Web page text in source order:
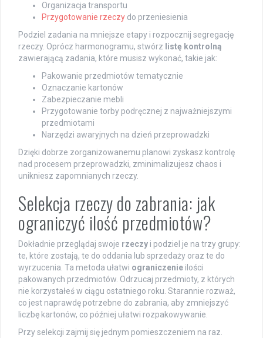
Organizacja transportu
Przygotowanie rzeczy do przeniesienia
Podziel zadania na mniejsze etapy i rozpocznij segregację
rzeczy. Oprócz harmonogramu, stwórz listę kontrolną
zawierającą zadania, które musisz wykonać, takie jak:
Pakowanie przedmiotów tematycznie
Oznaczanie kartonów
Zabezpieczanie mebli
Przygotowanie torby podręcznej z najważniejszymi
przedmiotami
Narzędzi awaryjnych na dzień przeprowadzki
Dzięki dobrze zorganizowanemu planowi zyskasz kontrolę
nad procesem przeprowadzki, zminimalizujesz chaos i
unikniesz zapomnianych rzeczy.
Selekcja rzeczy do zabrania: jak
ograniczyć ilość przedmiotów?
Dokładnie przeglądaj swoje rzeczy i podziel je na trzy grupy:
te, które zostają, te do oddania lub sprzedaży oraz te do
wyrzucenia. Ta metoda ułatwi ograniczenie ilości
pakowanych przedmiotów. Odrzucaj przedmioty, z których
nie korzystałeś w ciągu ostatniego roku. Starannie rozważ,
co jest naprawdę potrzebne do zabrania, aby zmniejszyć
liczbę kartonów, co później ułatwi rozpakowywanie.
Przy selekcji zajmij się jednym pomieszczeniem na raz.